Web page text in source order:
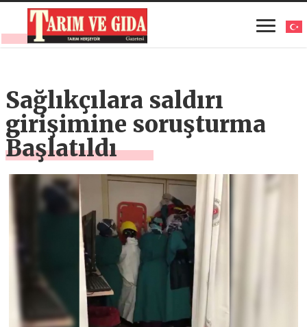
Sağlıkçılara saldırı
girişimine soruşturma
Başlatıldı